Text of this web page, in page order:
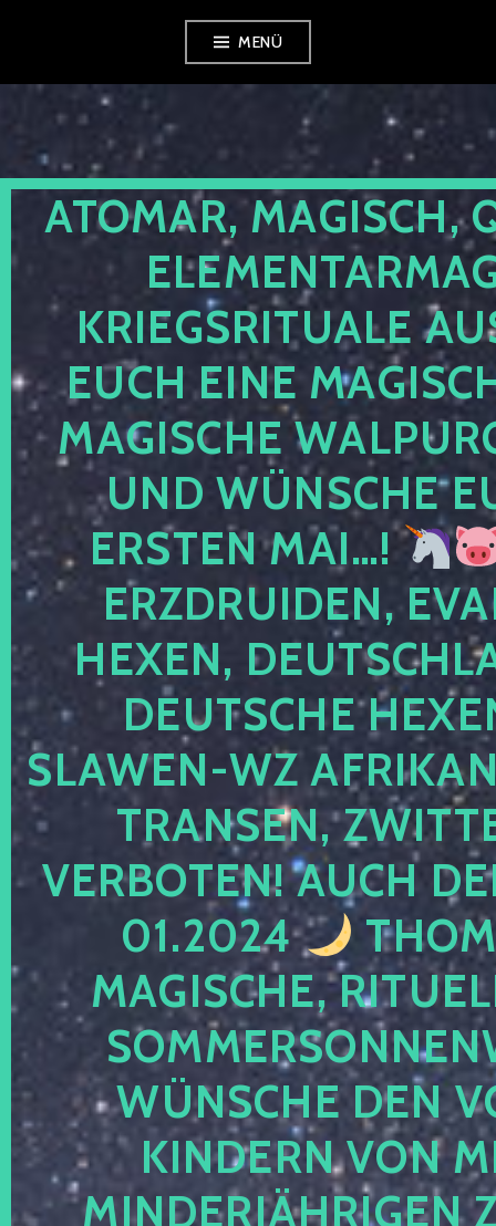
springen
MENÜ
ATOMAR, MAGISCH,
KRIEGSRITUALE
EUCH EINE
MAGISCHE
UND WÜNSCHE
ERSTEN MAI…!
ERZDRUIDEN,
HEXEN,
DEUTSCHE
SLAWEN-WZ
TRANSEN,
VERBOTEN! AUCH
01.2024
MAGISCHE,
WÜNSCHE DEN
KINDERN VON
MINDERJÄHRIGEN